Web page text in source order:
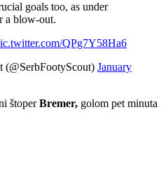
goals too, as under
a blow-out.
QPg7Y58Ha6
January
štoperBremer, golom pet minuta